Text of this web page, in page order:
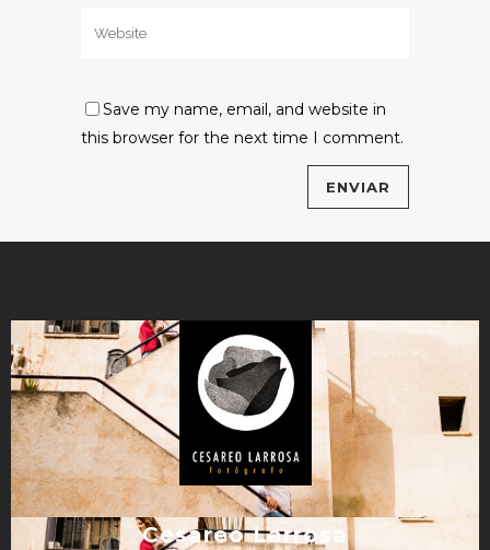
Save my name, email, and website in
this browser for the next time I comment.
Cesareo Larrosa